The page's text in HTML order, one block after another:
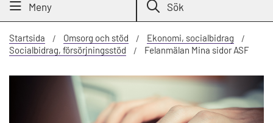
Meny Sök
Startsida Omsorg och stöd
Ekonomi, socialbidrag
Socialbidrag, försörjningsstöd
Felanmälan Mina sidor ASF